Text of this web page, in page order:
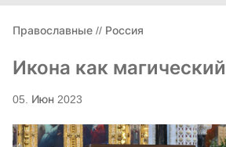
Православные // Россия
Икона как
05. Июн 2023